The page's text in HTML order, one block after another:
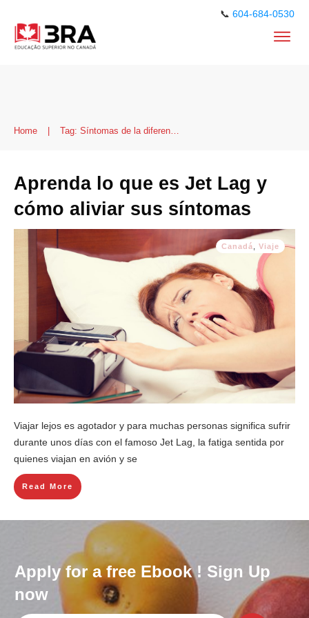
📞 604-684-0530
Home |
Aprenda lo que es Jet Lag y
cómo aliviar sus síntomas
Canadá Viaje
Viajar lejos es agotador y para muchas personas significa sufrir
durante unos días con el famoso Jet Lag, la fatiga sentida por
quienes viajan en avión y se
Read More
Apply for a free Ebook ! Sign Up
now